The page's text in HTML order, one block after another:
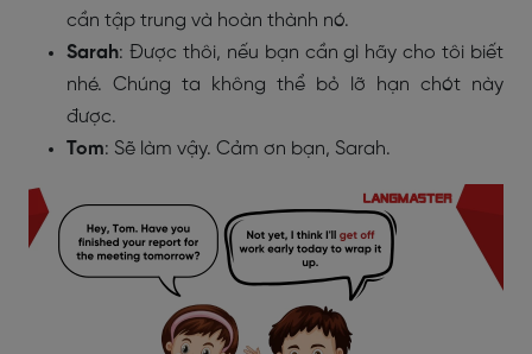
cần tập trung và hoàn thành nó.
Sarah: Được thôi, nếu bạn cần gì hãy cho tôi biết
nhé. Chúng ta không thể bỏ lỡ hạn chót này
được.
Tom: Sẽ làm vậy. Cảm ơn bạn, Sarah.